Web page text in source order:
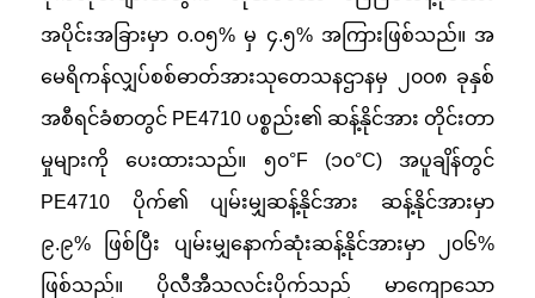
အပိုင်းအခြားမှာ ၀.၀၅% မှ ၄.၅% အကြားဖြစ်သည်။ အ
မေရိကန်လျှပ်စစ်ဓာတ်အားသုတေသနဌာနမှ ၂၀၀၈ ခုနှစ်
အစီရင်ခံစာတွင် PE4710 ပစ္စည်း၏ ဆန့်နိုင်အား တိုင်းတာ
မှုများကို ပေးထားသည်။ ၅၀°F (၁၀°C) အပူချိန်တွင်
PE4710 ပိုက်၏ ပျမ်းမျှဆန့်နိုင်အား ဆန့်နိုင်အားမှာ
၉.၉% ဖြစ်ပြီး ပျမ်းမျှနောက်ဆုံးဆန့်နိုင်အားမှာ ၂၀၆%
ဖြစ်သည်။ ပိုလီအီသလင်းပိုက်သည် မာကျောသော